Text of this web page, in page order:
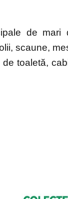
de
scaune,
toaletă,